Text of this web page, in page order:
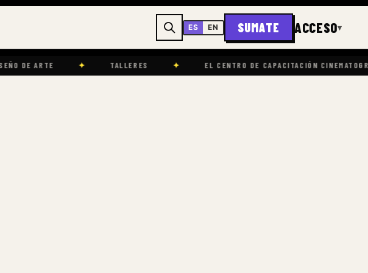
ES EN SUMATE ACCESO▾
✦ TALLERES ✦ EL CENTRO DE CAPACITACIÓN CINEMATOGRÁFICA